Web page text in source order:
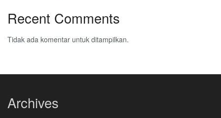
Recent Comments
Tidak ada komentar untuk ditampilkan.
Archives